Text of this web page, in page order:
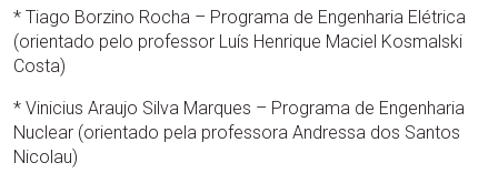
* Tiago Borzino Rocha – Programa de Engenharia Elétrica
(orientado pelo professor Luís Henrique Maciel Kosmalski
Costa)
* Vinicius Araujo Silva Marques – Programa de Engenharia
Nuclear (orientado pela professora Andressa dos Santos
Nicolau)